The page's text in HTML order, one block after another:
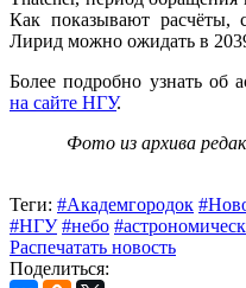
Как показывают расчёты,
Лирид можно ожидать в
Более подробно узнать об
на сайте НГУ.
Фото из архива
Теги: #Академгородок
#НГУ #небо
Распечатать новость
Поделиться: